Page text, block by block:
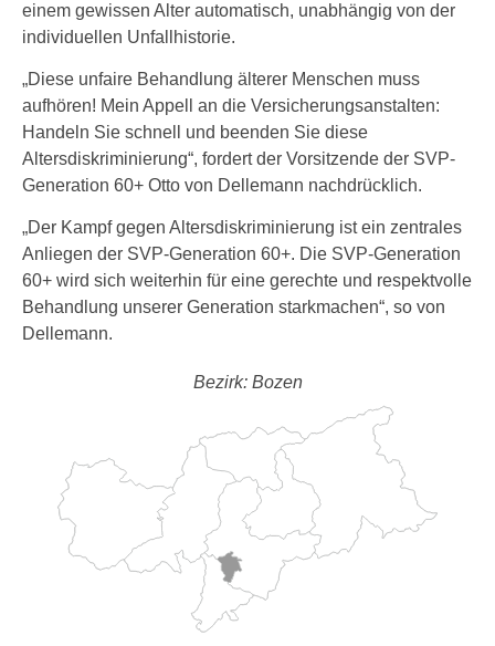
einem gewissen Alter automatisch, unabhängig von der
individuellen Unfallhistorie.
„Diese unfaire Behandlung älterer Menschen muss
aufhören! Mein Appell an die Versicherungsanstalten:
Handeln Sie schnell und beenden Sie diese
Altersdiskriminierung“, fordert der Vorsitzende der SVP-
Generation 60+ Otto von Dellemann nachdrücklich.
„Der Kampf gegen Altersdiskriminierung ist ein zentrales
Anliegen der SVP-Generation 60+. Die SVP-Generation
60+ wird sich weiterhin für eine gerechte und respektvolle
Behandlung unserer Generation starkmachen“, so von
Dellemann.
Bezirk: Bozen